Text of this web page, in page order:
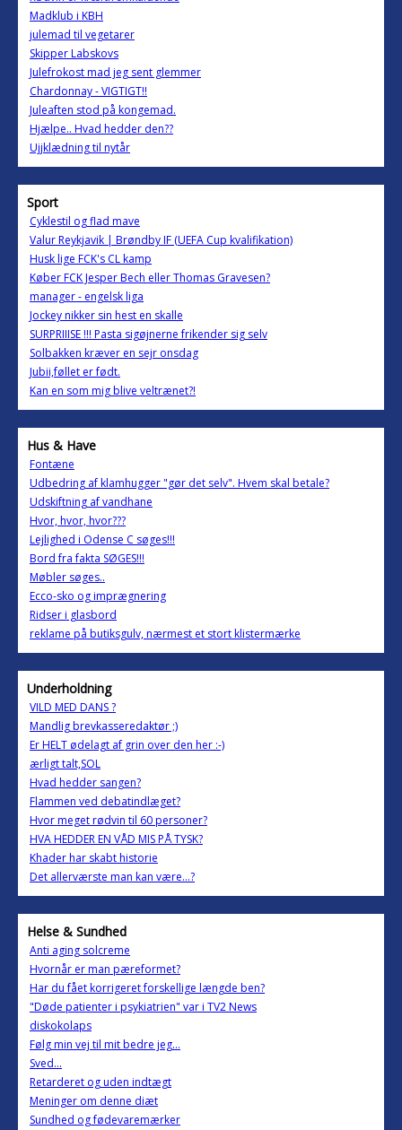
Madklub i KBH
julemad til vegetarer
Skipper Labskovs
Julefrokost mad jeg sent glemmer
Chardonnay - VIGTIGT!!
Juleaften stod på kongemad.
Hjælpe.. Hvad hedder den??
Ujjklædning til nytår
Sport
Cyklestil og flad mave
Valur Reykjavik | Brøndby IF (UEFA Cup kvalifikation)
Husk lige FCK's CL kamp
Køber FCK Jesper Bech eller Thomas Gravesen?
manager - engelsk liga
Jockey nikker sin hest en skalle
SURPRIIISE !!! Pasta sigøjnerne frikender sig selv
Solbakken kræver en sejr onsdag
Jubii,føllet er født.
Kan en som mig blive veltrænet?!
Hus & Have
Fontæne
Udbedring af klamhugger "gør det selv". Hvem skal betale?
Udskiftning af vandhane
Hvor, hvor, hvor???
Lejlighed i Odense C søges!!!
Bord fra fakta SØGES!!!
Møbler søges..
Ecco-sko og imprægnering
Ridser i glasbord
reklame på butiksgulv, nærmest et stort klistermærke
Underholdning
VILD MED DANS ?
Mandlig brevkasseredaktør ;)
Er HELT ødelagt af grin over den her :-)
ærligt talt,SOL
Hvad hedder sangen?
Flammen ved debatindlæget?
Hvor meget rødvin til 60 personer?
HVA HEDDER EN VÅD MIS PÅ TYSK?
Khader har skabt historie
Det allerværste man kan være...?
Helse & Sundhed
Anti aging solcreme
Hvornår er man pæreformet?
Har du fået korrigeret forskellige længde ben?
"Døde patienter i psykiatrien" var i TV2 News
diskokolaps
Følg min vej til mit bedre jeg...
Sved...
Retarderet og uden indtægt
Meninger om denne diæt
Sundhed og fødevaremærker